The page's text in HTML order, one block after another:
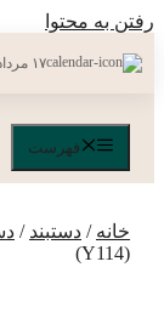
رفتن به محتوا
۱۷ مرداد ۱۴۰۵
فهرست
خانه / دستبند /
(Y114)